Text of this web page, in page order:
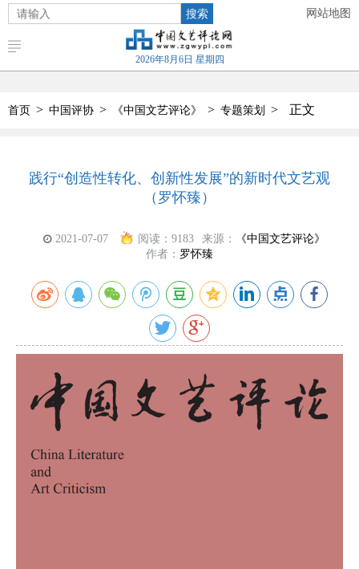
搜索 网站地图
2026年8月6日 星期四
首页 > 中国评协 > 《中国文艺评论》 > 专题策划 > 正文
践行“创造性转化、创新性发展”的新时代文艺观
（罗怀臻）
2021-07-07 阅读： 9183 来源：
《中国文艺评论》
作者： 罗怀臻